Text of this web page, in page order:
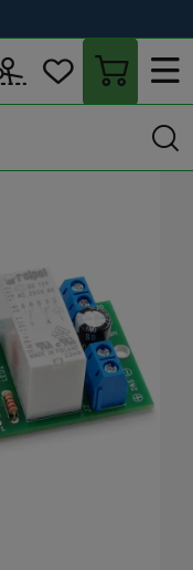
Moduły -